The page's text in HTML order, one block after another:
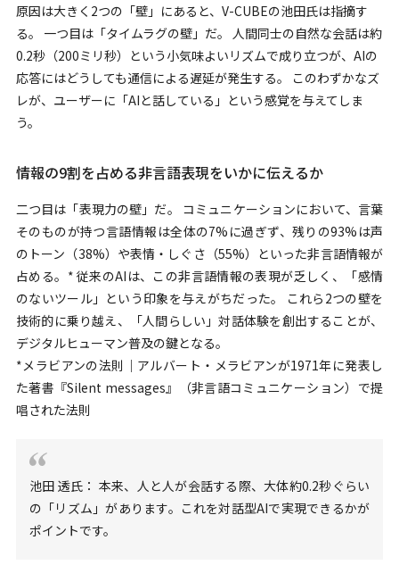
原因は大きく2つの「壁」にあると、V-CUBEの池田氏は指摘す
る。 一つ目は「タイムラグの壁」だ。 人間同士の自然な会話は約
0.2秒（200ミリ秒）という小気味よいリズムで成り立つが、AIの
応答にはどうしても通信による遅延が発生する。 このわずかなズ
レが、ユーザーに「AIと話している」という感覚を与えてしま
う。
情報の9割を占める非言語表現をいかに伝えるか
二つ目は「表現力の壁」だ。 コミュニケーションにおいて、言葉
そのものが持つ言語情報は全体の7%に過ぎず、残りの93%は声
のトーン（38%）や表情・しぐさ（55%）といった非言語情報が
占める。* 従来のAIは、この非言語情報の表現が乏しく、「感情
のないツール」という印象を与えがちだった。 これら2つの壁を
技術的に乗り越え、「人間らしい」対話体験を創出することが、
デジタルヒューマン普及の鍵となる。
* メラビアンの法則｜アルバート・メラビアンが1971年に発表し
た著書『Silent messages』（非言語コミュニケーション）で提
唱された法則
池田 透氏： 本来、人と人が会話する際、大体約0.2秒ぐらい
の「リズム」があります。これを対話型AIで実現できるかが
ポイントです。